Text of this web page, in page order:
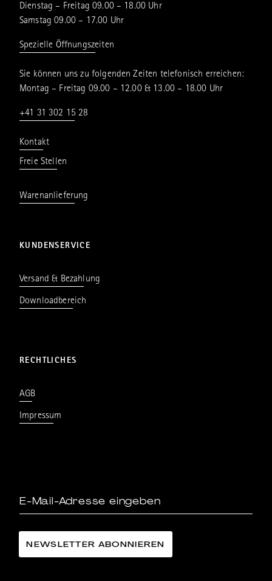
Dienstag – Freitag 09.00 – 18.00 Uhr
Samstag 09.00 – 17.00 Uhr
Spezielle Öffnungszeiten
Sie können uns zu folgenden Zeiten telefonisch erreichen:
Montag – Freitag 09.00 – 12.00 & 13.00 – 18.00 Uhr
+41 31 302 15 28
Kontakt
Freie Stellen
Warenanlieferung
KUNDENSERVICE
Versand & Bezahlung
Downloadbereich
RECHTLICHES
AGB
Impressum